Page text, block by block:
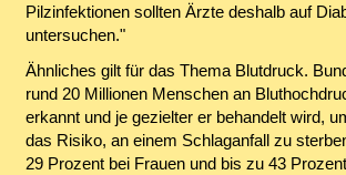
Pilzinfektionen sollten Ärzte deshalb auf
untersuchen."
Ähnliches gilt für das Thema Blutdruck.
rund 20 Millionen Menschen an
erkannt und je gezielter er behandelt wird,
das Risiko, an einem Schlaganfall zu
29 Prozent bei Frauen und bis zu 43